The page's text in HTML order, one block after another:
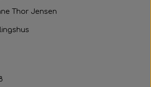
Revy
Devantier og Benjamin
Thor Jensen